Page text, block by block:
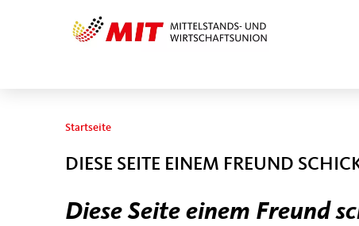
Sie sind hier
Startseite
DIESE SEITE EINEM FREUND
Diese Seite einem Freund